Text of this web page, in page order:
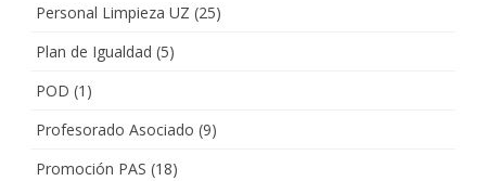
Personal Limpieza UZ (25)
Plan de Igualdad (5)
POD (1)
Profesorado Asociado (9)
Promoción PAS (18)